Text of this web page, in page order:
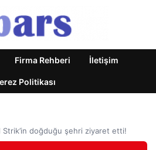
Firma Rehberi İletişim
Politikası
Strik’in doğduğu şehri ziyaret etti!